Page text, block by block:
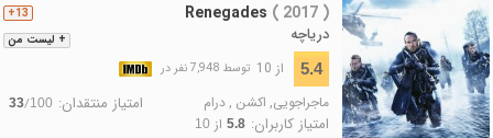
+ لیست من
13+ Renegades ( 2017 )
دریاچه
5.4 از 10 توسط 7,948 نفر در
ماجراجویی, اکشن ,درام امتیاز منتقدان: 33/100
امتیاز کاربران: 5.8از 10